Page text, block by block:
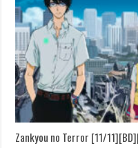
Zankyou no Terror [11/